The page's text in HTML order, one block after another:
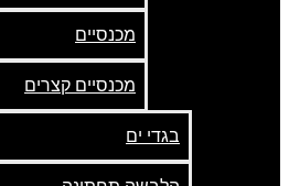
מכנסיים
מכנסיים קצרים
בגדי ים